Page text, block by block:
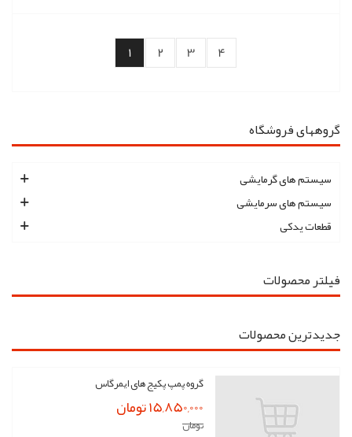
گروههای فروشگاه
سیستم های گرمایشی
سیستم های سرمایشی
قطعات یدکی
فیلتر محصولات
جدیدترین محصولات
گروه پمپ پکیج های ایمرگاس
15,850,000 تومان
تومان
1 2 3 4